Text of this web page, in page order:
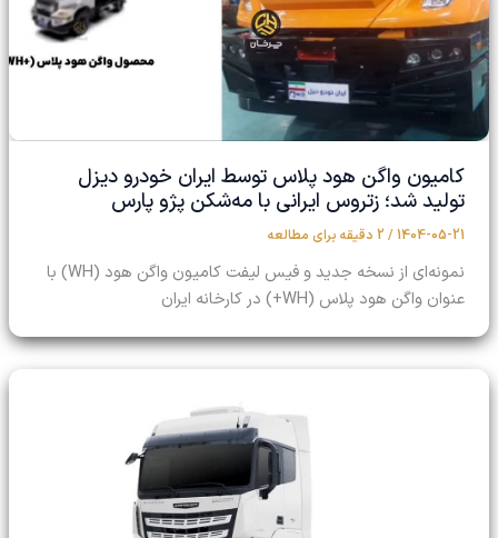
کامیون واگن هود پلاس توسط ایران خودرو دیزل
تولید شد؛ زتروس ایرانی با مه‌شکن پژو پارس
1404-05-21
/ 2 دقیقه برای مطالعه
نمونه‌ای از نسخه جدید و فیس لیفت کامیون واگن هود (WH) با
عنوان واگن هود پلاس (WH+) در کارخانه ایران